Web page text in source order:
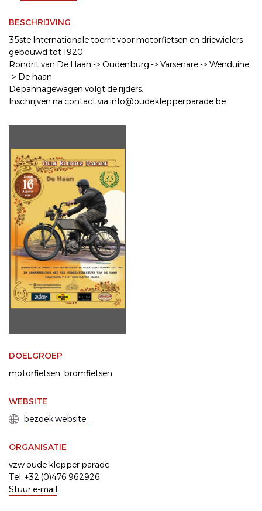
BESCHRIJVING
35ste Internationale toerrit voor motorfietsen en driewielers
gebouwd tot 1920
Rondrit van De Haan -> Oudenburg -> Varsenare -> Wenduine
-> De haan
Depannagewagen volgt de rijders.
Inschrijven na contact via info@oudeklepperparade.be
DOELGROEP
motorfietsen bromfietsen
WEBSITE
bezoek website
ORGANISATIE
vzw oude klepper parade
Tel. +32 (0)476 962926
Stuur e-mail